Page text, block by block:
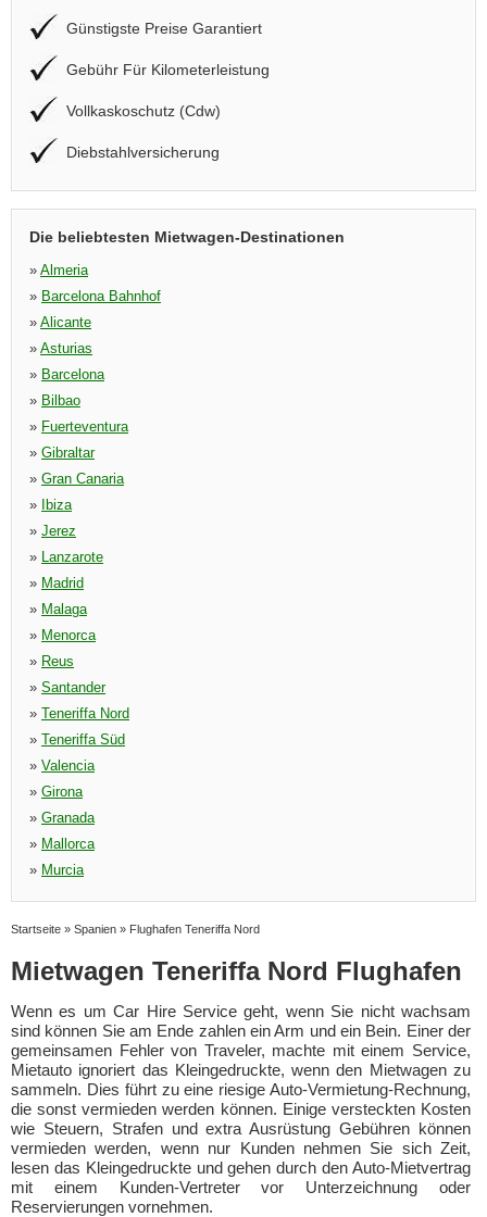
Günstigste Preise Garantiert
Gebühr Für Kilometerleistung
Vollkaskoschutz (Cdw)
Diebstahlversicherung
Die beliebtesten Mietwagen-Destinationen
» Almeria
» Barcelona Bahnhof
» Alicante
» Asturias
» Barcelona
» Bilbao
» Fuerteventura
» Gibraltar
» Gran Canaria
»
Ibiza
» Jerez
» Lanzarote
» Madrid
» Malaga
» Menorca
» Reus
» Santander
» Teneriffa Nord
» Teneriffa Süd
» Valencia
» Girona
» Granada
» Mallorca
» Murcia
Startseite » Spanien » Flughafen Teneriffa Nord
Mietwagen Teneriffa Nord Flughafen
Wenn es um Car Hire Service geht, wenn Sie nicht wachsam
sind können Sie am Ende zahlen ein Arm und ein Bein. Einer der
gemeinsamen Fehler von Traveler, machte mit einem Service,
Mietauto ignoriert das Kleingedruckte, wenn den Mietwagen zu
sammeln. Dies führt zu eine riesige Auto-Vermietung-Rechnung,
die sonst vermieden werden können. Einige versteckten Kosten
wie Steuern, Strafen und extra Ausrüstung Gebühren können
vermieden werden, wenn nur Kunden nehmen Sie sich Zeit,
lesen das Kleingedruckte und gehen durch den Auto-Mietvertrag
mit einem Kunden-Vertreter vor Unterzeichnung oder
Reservierungen vornehmen.